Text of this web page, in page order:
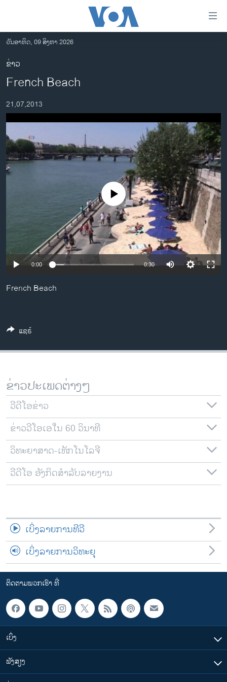
ເຂົ້າ
ຫາ
ຂ້າມ
ຂ້າມ
ໄປ
ຫາ
ຊອກ
ຄົ້ນ
ອາເມຣິກາ
ການເລືອກຕັ້ງ ປະທານາທີບໍດີ ສະຫະລັດ 2024
ຂ່າວ​ຈີນ
ໂລກ
ເອເຊຍ
ອິດສະຫຼະພາບດ້ານການຂ່າວ
ຊຸມຊົນຊາວລາວ
ວິທະຍາສາດ-ເທັກໂນໂລຈີ
ທຸລະກິດ
ພາສາອັງກິດ
ວີດີໂອ
ລາຍການກະຈາຍສຽງ
ຕິດຕາມພວກເຮົາ ທີ່
ພາສາຕ່າງໆ
ວັນອາທິດ, 09 ສິງຫາ 2026
ຂ່າວ
French Beach
21,07,2013
No media source currently available
0:00 0:30
French Beach
ແຊຣ໌
ຂ່າວປະເພດຕ່າງໆ
ວີດີໂອຂ່າວ
ຂ່າວວີໂອເອໃນ 60 ວິນາທີ
ວິທະຍາສາດ-ເທັກໂນໂລຈີ
ວີດີໂອ ອັງກິດສຳລັບລາຍງານ
ເບິ່ງລາຍການທີວີ
ເບິ່ງລາຍການວິທະຍຸ
ຕິດຕາມພວກເຮົາ ທີ່
ເບິ່ງ
ຟັງສຽງ